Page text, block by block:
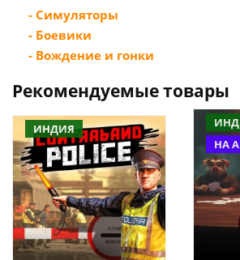
- Симуляторы
- Боевики
- Вождение и гонки
Рекомендуемые товары
ИНДИЯ
НА